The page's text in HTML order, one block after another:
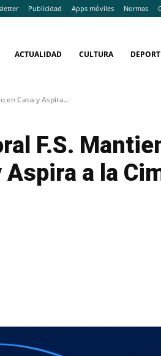
Publicidad Apps móviles Normas
ACTUALIDAD CULTURA
en Casa y Aspira...
F.S.
a la